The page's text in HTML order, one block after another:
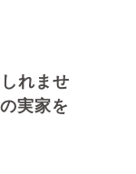
れませ
実家を